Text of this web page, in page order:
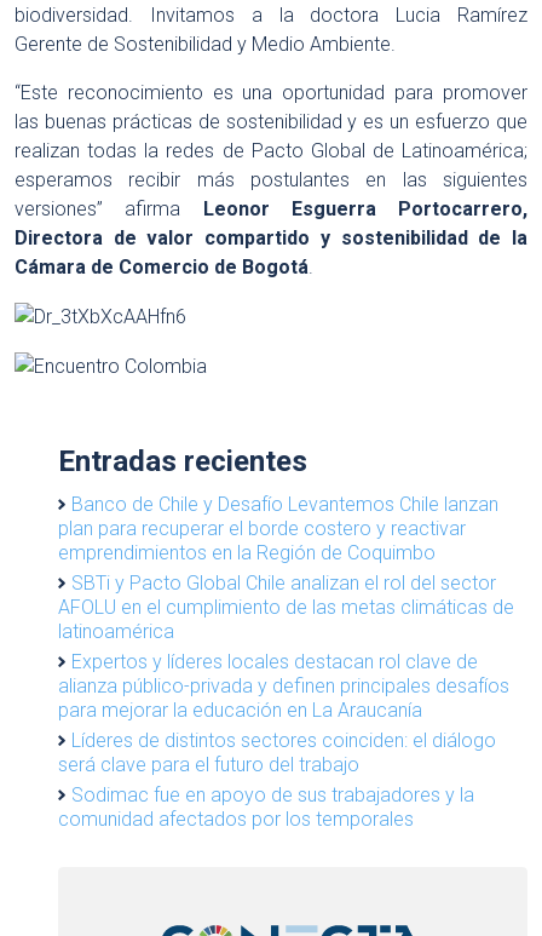
biodiversidad. Invitamos a la doctora Lucia Ramírez
Gerente de Sostenibilidad y Medio Ambiente.
“Este reconocimiento es una oportunidad para promover
las buenas prácticas de sostenibilidad y es un esfuerzo que
realizan todas la redes de Pacto Global de Latinoamérica;
esperamos recibir más postulantes en las siguientes
versiones” afirma Leonor Esguerra Portocarrero,
Directora de valor compartido y sostenibilidad de la
Cámara de Comercio de Bogotá.
Entradas recientes
Banco de Chile y Desafío Levantemos Chile lanzan
plan para recuperar el borde costero y reactivar
emprendimientos en la Región de Coquimbo
SBTi y Pacto Global Chile analizan el rol del sector
AFOLU en el cumplimiento de las metas climáticas de
latinoamérica
Expertos y líderes locales destacan rol clave de
alianza público-privada y definen principales desafíos
para mejorar la educación en La Araucanía
Líderes de distintos sectores coinciden: el diálogo
será clave para el futuro del trabajo
Sodimac fue en apoyo de sus trabajadores y la
comunidad afectados por los temporales